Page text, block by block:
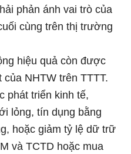
phản ánh vai trò của
cùng trên thị trường
hiệu quả còn được
NHTW trên TTTT.
phát triển kinh tế,
lỏng, tín dụng bằng
hoặc giảm tỷ lệ dữ trữ
và TCTD hoặc mua